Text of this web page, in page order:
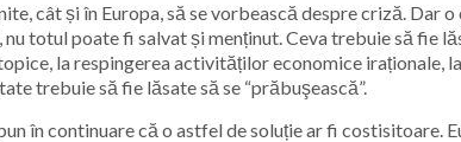
cât și în Europa, să se vorbească despre criză. Dar
totul poate fi salvat și menținut. Ceva trebuie să fie
la respingerea activităților economice iraționale,
trebuie să fie lăsate să se “prăbuşească”.
în continuare că o astfel de soluție ar fi costisitoare.